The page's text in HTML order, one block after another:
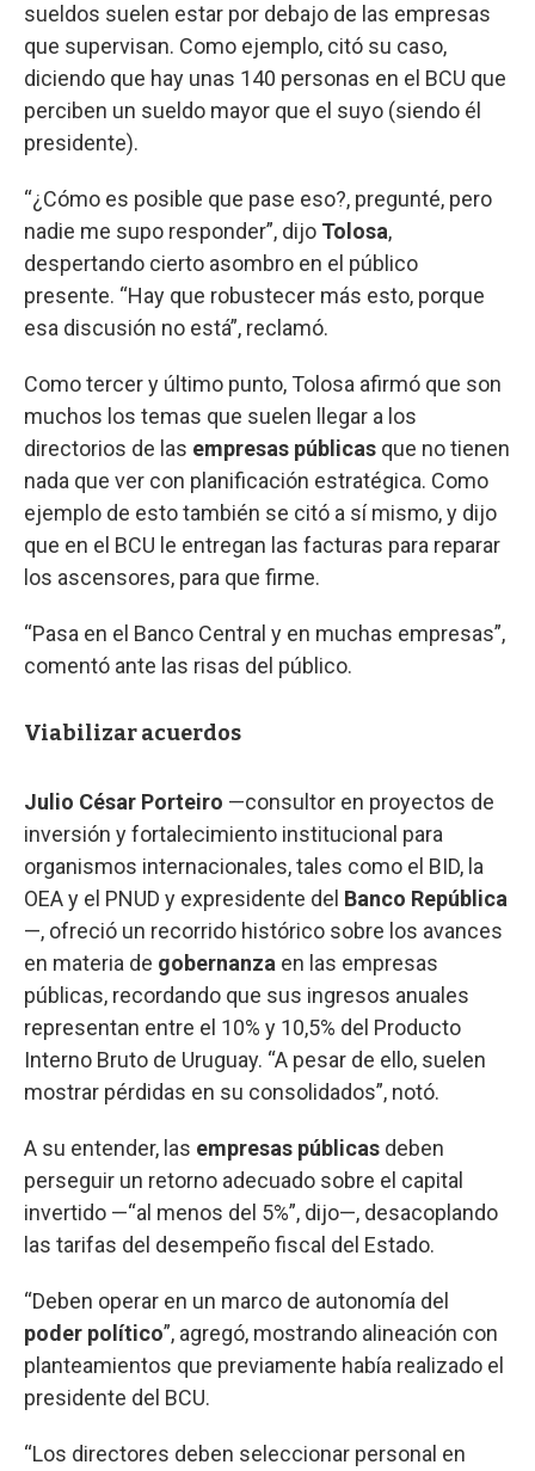
sueldos suelen estar por debajo de las empresas
que supervisan. Como ejemplo, citó su caso,
diciendo que hay unas 140 personas en el BCU que
perciben un sueldo mayor que el suyo (siendo él
presidente).
“¿Cómo es posible que pase eso?, pregunté, pero
nadie me supo responder”, dijo Tolosa,
despertando cierto asombro en el público
presente. “Hay que robustecer más esto, porque
esa discusión no está”, reclamó.
Como tercer y último punto, Tolosa afirmó que son
muchos los temas que suelen llegar a los
directorios de las empresas públicas que no tienen
nada que ver con planificación estratégica. Como
ejemplo de esto también se citó a sí mismo, y dijo
que en el BCU le entregan las facturas para reparar
los ascensores, para que firme.
“Pasa en el Banco Central y en muchas empresas”,
comentó ante las risas del público.
Viabilizar acuerdos
Julio César Porteiro —consultor en proyectos de
inversión y fortalecimiento institucional para
organismos internacionales, tales como el BID, la
OEA y el PNUD y expresidente del Banco República
—, ofreció un recorrido histórico sobre los avances
en materia de gobernanza en las empresas
públicas, recordando que sus ingresos anuales
representan entre el 10% y 10,5% del Producto
Interno Bruto de Uruguay. “A pesar de ello, suelen
mostrar pérdidas en su consolidados”, notó.
A su entender, las empresas públicas deben
perseguir un retorno adecuado sobre el capital
invertido —“al menos del 5%”, dijo—, desacoplando
las tarifas del desempeño fiscal del Estado.
“Deben operar en un marco de autonomía del
poder político”, agregó, mostrando alineación con
planteamientos que previamente había realizado el
presidente del BCU.
“Los directores deben seleccionar personal en